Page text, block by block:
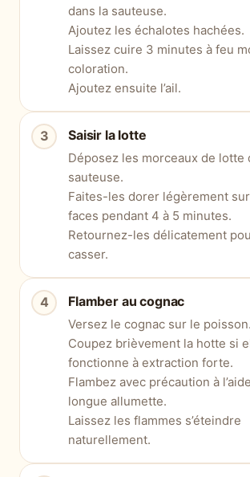
dans la sauteuse.
Ajoutez les échalotes hachées.
Laissez cuire 3 minutes à feu
coloration.
Ajoutez ensuite l’ail.
Saisir la lotte
Déposez les morceaux de lotte
sauteuse.
Faites-les dorer légèrement
faces pendant 4 à 5 minutes.
Retournez-les délicatement
casser.
Flamber au cognac
Versez le cognac sur le poisson.
Coupez brièvement la hotte si
fonctionne à extraction forte.
Flambez avec précaution à
longue allumette.
Laissez les flammes s’éteindre
naturellement.